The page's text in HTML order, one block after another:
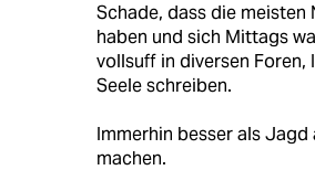
Schade, dass die meisten
haben und sich Mittags
vollsuff in diversen Foren,
Seele schreiben.
Immerhin besser als Jagd
machen.